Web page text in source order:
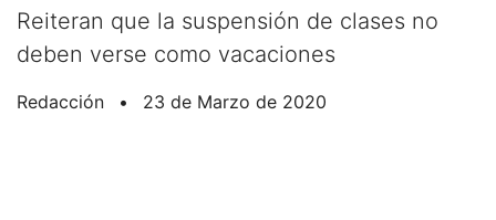
Reiteran que la suspensión de clases no
deben verse como vacaciones
Redacción • 23 de Marzo de 2020